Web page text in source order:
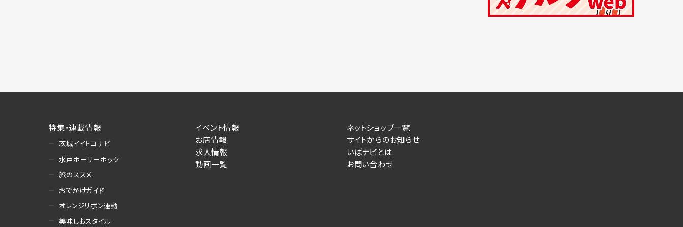
お客様が求職活動・応募等を行った企業によるお客様に対する採用・選考活動およびそれに伴うやりと
求人応募フォームより直接取得した氏名、住所、電話番号、メールアドレス、応募理由
・提供の手段又は方法
書面もしくは電磁的な方法（本サービスが提供する事業主専用の管理画面に表示）
(2)お客様がネット予約フォームより個人情報を送信した事業主（広告主）への提供
・提供の目的
お客様が予約申し込みを行った店舗によるお客様に対するサービス提供、およびその履行に伴うお客様
への連絡・情報提供
・提供する個人情報の項目
特集・連載情報
茨城イイトコナビ
水戸ホーリーホック
旅のススメ
おでかけガイド
オレンジリボン運動
美味しおスタイル
イベント情報
お店情報
求人情報
動画一覧
ネットショップ一覧
サイトからのお知らせ
いばナビとは
お問い合わせ